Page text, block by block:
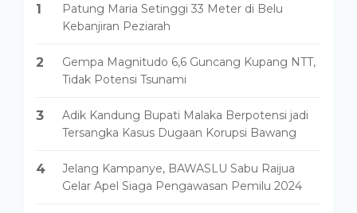
1
Patung Maria Setinggi 33 Meter di Belu
Kebanjiran Peziarah
2
Gempa Magnitudo 6,6 Guncang Kupang NTT,
Tidak Potensi Tsunami
3
Adik Kandung Bupati Malaka Berpotensi jadi
Tersangka Kasus Dugaan Korupsi Bawang
4
Jelang Kampanye, BAWASLU Sabu Raijua
Gelar Apel Siaga Pengawasan Pemilu 2024